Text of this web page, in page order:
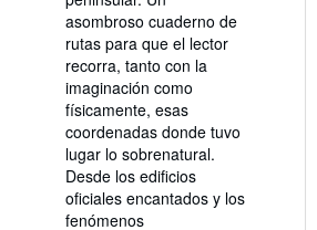
asombroso cuaderno de
rutas para que el lector
recorra, tanto con la
imaginación como
físicamente, esas
coordenadas donde tuvo
lugar lo sobrenatural.
Desde los edificios
oficiales encantados y los
fenómenos